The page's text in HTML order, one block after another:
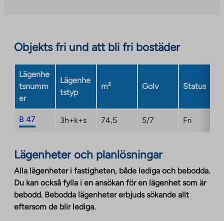
opens
in
a
tab
Objekts fri und att bli fri bostäder
Lägenhe
tsnumm
er
Lägenhe
tstyp
m² Golv Status
B 47 3h+k+s 74,5 5/7 Fri
Lägenheter och planlösningar
Alla lägenheter i fastigheten, både lediga och bebodda.
Du kan också fylla i en ansökan för en lägenhet som är
bebodd. Bebodda lägenheter erbjuds sökande allt
eftersom de blir lediga.